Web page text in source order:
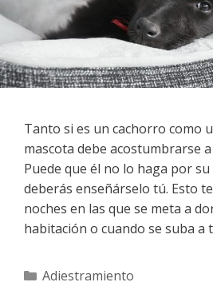
Tanto si es un cachorro como
mascota debe acostumbrarse
Puede que él no lo haga por
deberás enseñárselo tú. Esto
noches en las que se meta a
habitación o cuando se suba a
Categorías
Adiestramiento